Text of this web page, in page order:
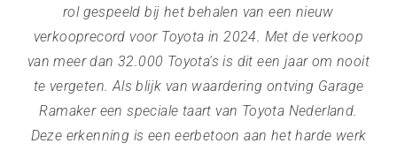
rol gespeeld bij het behalen van een nieuw
verkooprecord voor Toyota in 2024. Met de verkoop
van meer dan 32.000 Toyota's is dit een jaar om nooit
te vergeten. Als blijk van waardering ontving Garage
Ramaker een speciale taart van Toyota Nederland.
Deze erkenning is een eerbetoon aan het harde werk